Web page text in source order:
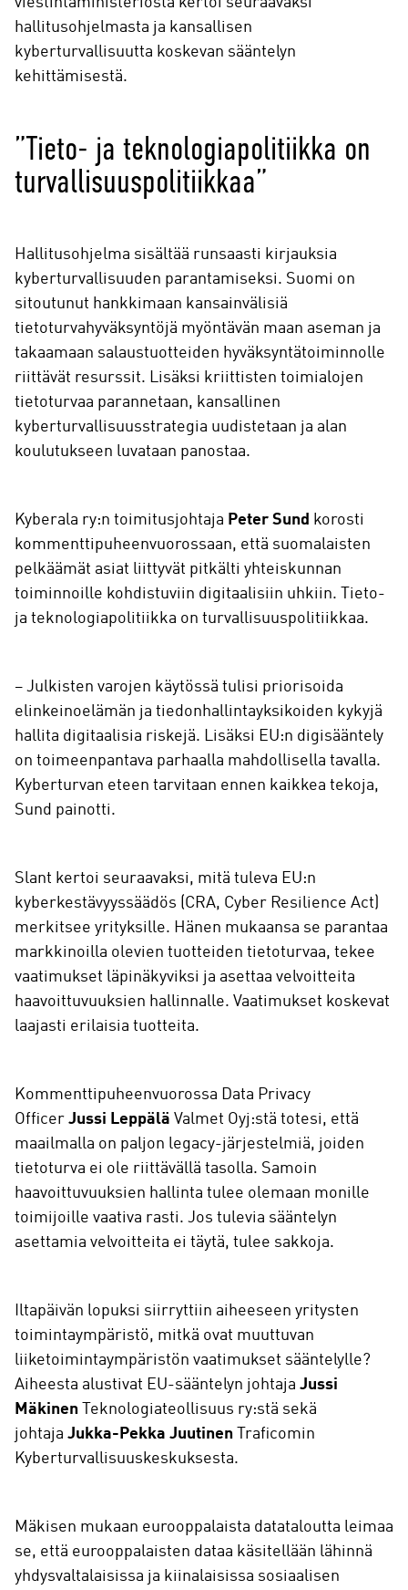
hallitusohjelmasta ja kansallisen
kyberturvallisuutta koskevan sääntelyn
kehittämisestä.
”Tieto- ja teknologiapolitiikka on
turvallisuuspolitiikkaa”
Hallitusohjelma sisältää runsaasti kirjauksia
kyberturvallisuuden parantamiseksi. Suomi on
sitoutunut hankkimaan kansainvälisiä
tietoturvahyväksyntöjä myöntävän maan aseman ja
takaamaan salaustuotteiden hyväksyntätoiminnolle
riittävät resurssit. Lisäksi kriittisten toimialojen
tietoturvaa parannetaan, kansallinen
kyberturvallisuusstrategia uudistetaan ja alan
koulutukseen luvataan panostaa.
Kyberala ry:n toimitusjohtaja Peter Sund korosti
kommenttipuheenvuorossaan, että suomalaisten
pelkäämät asiat liittyvät pitkälti yhteiskunnan
toiminnoille kohdistuviin digitaalisiin uhkiin. Tieto-
ja teknologiapolitiikka on turvallisuuspolitiikkaa.
– Julkisten varojen käytössä tulisi priorisoida
elinkeinoelämän ja tiedonhallintayksikoiden kykyjä
hallita digitaalisia riskejä. Lisäksi EU:n digisääntely
on toimeenpantava parhaalla mahdollisella tavalla.
Kyberturvan eteen tarvitaan ennen kaikkea tekoja,
Sund painotti.
Slant kertoi seuraavaksi, mitä tuleva EU:n
kyberkestävyyssäädös (CRA, Cyber Resilience Act)
merkitsee yrityksille. Hänen mukaansa se parantaa
markkinoilla olevien tuotteiden tietoturvaa, tekee
vaatimukset läpinäkyviksi ja asettaa velvoitteita
haavoittuvuuksien hallinnalle. Vaatimukset koskevat
laajasti erilaisia tuotteita.
Kommenttipuheenvuorossa Data Privacy
Officer Jussi Leppälä Valmet Oyj:stä totesi, että
maailmalla on paljon legacy-järjestelmiä, joiden
tietoturva ei ole riittävällä tasolla. Samoin
haavoittuvuuksien hallinta tulee olemaan monille
toimijoille vaativa rasti. Jos tulevia sääntelyn
asettamia velvoitteita ei täytä, tulee sakkoja.
Iltapäivän lopuksi siirryttiin aiheeseen yritysten
toimintaympäristö, mitkä ovat muuttuvan
liiketoimintaympäristön vaatimukset sääntelylle?
Aiheesta alustivat EU-sääntelyn johtaja Jussi
Mäkinen Teknologiateollisuus ry:stä sekä
johtaja Jukka-Pekka Juutinen Traficomin
Kyberturvallisuuskeskuksesta.
Mäkisen mukaan eurooppalaista datataloutta leimaa
se, että eurooppalaisten dataa käsitellään lähinnä
yhdysvaltalaisissa ja kiinalaisissa sosiaalisen